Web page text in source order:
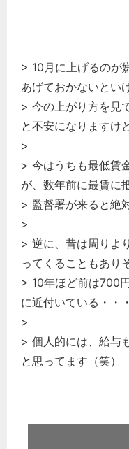
> 10月に上げるのが
あげておかないとい
> 今の上がり方を見
と不安になりますけど
>
> 今はうちも最低賃
が、数年前に最賃に
> 監督署が来ると絶
>
> 逆に、昔は周りよ
ってくることもあり
> 10年ほど前は700
に近付いている・・・
>
> 個人的には、給与
と思ってます（笑）